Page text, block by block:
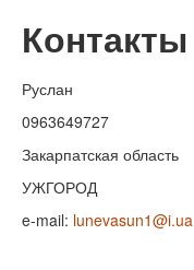
Контакты
Руслан
0963649727
Закарпатская область
УЖГОРОД
e-mail: lunevasun1@i.ua